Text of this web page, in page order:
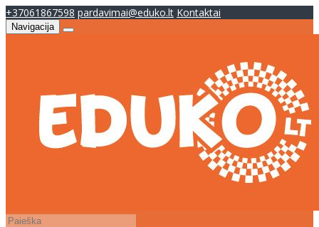
+37061867598 pardavimai@eduko.lt Kontaktai
Navigacija